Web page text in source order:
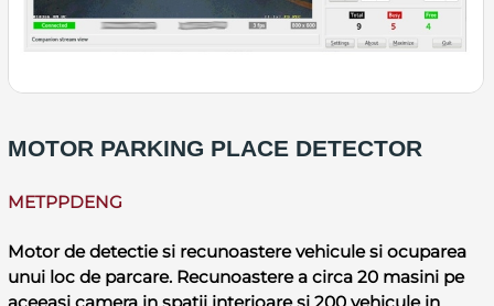
MOTOR PARKING PLACE DETECTOR
METPPDENG
Motor de detectie si recunoastere vehicule si ocuparea
unui loc de parcare. Recunoastere a circa 20 masini pe
aceeasi camera in spatii interioare si 200 vehicule in